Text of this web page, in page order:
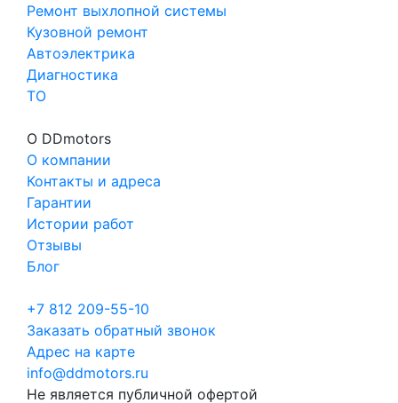
Ремонт выхлопной системы
Кузовной ремонт
Автоэлектрика
Диагностика
ТО
О DDmotors
О компании
Контакты и адреса
Гарантии
Истории работ
Отзывы
Блог
+7 812 209-55-10
Заказать обратный звонок
Адрес на карте
info@ddmotors.ru
Не является публичной офертой